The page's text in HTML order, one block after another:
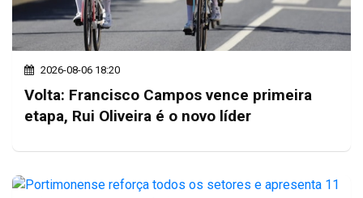
2026-08-06 18:20
Volta: Francisco Campos vence primeira
etapa, Rui Oliveira é o novo líder